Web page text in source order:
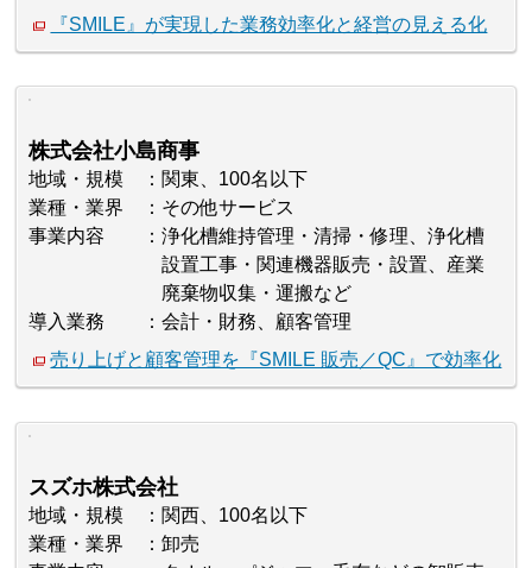
『SMILE』が実現した業務効率化と経営の見える化
株式会社小島商事
地域・規模
関東、100名以下
業種・業界
その他サービス
事業内容
浄化槽維持管理・清掃・修理、浄化槽
設置工事・関連機器販売・設置、産業
廃棄物収集・運搬など
導入業務
会計・財務、顧客管理
売り上げと顧客管理を『SMILE 販売／QC』で効率化
スズホ株式会社
地域・規模
関西、100名以下
業種・業界
卸売